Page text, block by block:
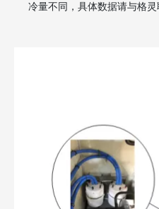
冷量不同，具体数据请与格灵